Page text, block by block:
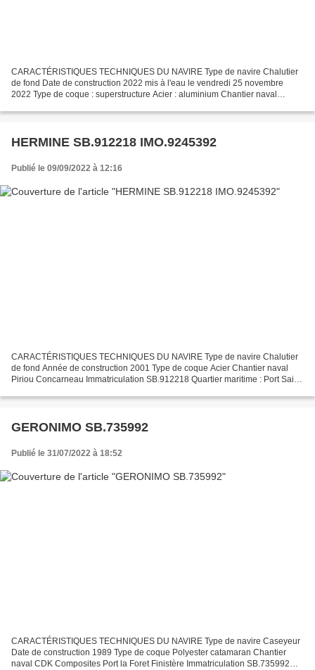
CARACTÉRISTIQUES TECHNIQUES DU NAVIRE Type de navire Chalutier
de fond Date de construction 2022 mis à l'eau le vendredi 25 novembre
2022 Type de coque : superstructure Acier : aluminium Chantier naval
HERMINE SB.912218 IMO.9245392
Publié le 09/09/2022 à 12:16
CARACTÉRISTIQUES TECHNIQUES DU NAVIRE Type de navire Chalutier
de fond Année de construction 2001 Type de coque Acier Chantier naval
Piriou Concarneau Immatriculation SB.912218 Quartier maritime : Port Saint
GERONIMO SB.735992
Publié le 31/07/2022 à 18:52
CARACTÉRISTIQUES TECHNIQUES DU NAVIRE Type de navire Caseyeur
Date de construction 1989 Type de coque Polyester catamaran Chantier
naval CDK Composites Port la Foret Finistère Immatriculation SB.735992